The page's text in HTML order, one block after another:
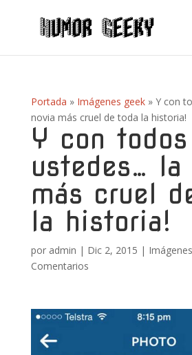
Portada » Imágenes geek» Y con
novia más cruel de toda la historia!
Y con todos
ustedes… la
más cruel
la historia!
por admin | Dic 2, 2015 |
Comentarios